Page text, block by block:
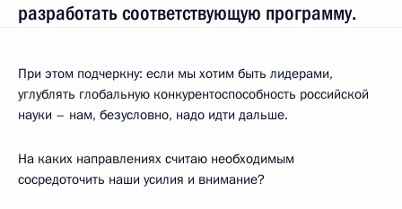
разработать соответствующую программу.
При этом подчеркну: если мы хотим быть лидерами,
углублять глобальную конкурентоспособность российской
науки – нам, безусловно, надо идти дальше.
На каких направлениях считаю необходимым
сосредоточить наши усилия и внимание?